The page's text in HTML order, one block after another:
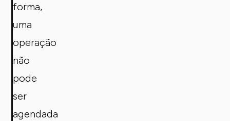
forma,
uma
operação
não
pode
ser
agendada